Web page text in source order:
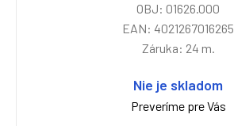
OBJ: 01626.000
EAN: 4021267016265
Záruka: 24 m.
Nie je skladom
Preveríme pre Vás